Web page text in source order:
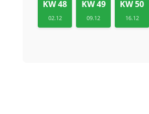
KW 48
02.12
KW 49
09.12
KW 50
16.12